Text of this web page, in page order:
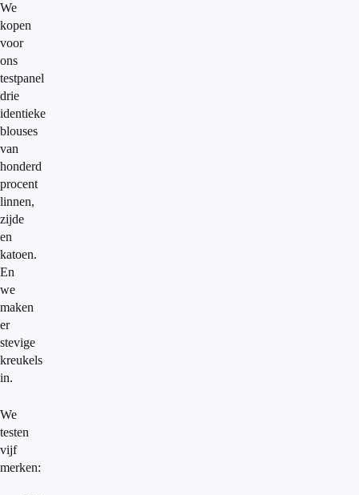
We
kopen
voor
ons
testpanel
drie
identieke
blouses
van
honderd
procent
linnen,
zijde
en
katoen.
En
we
maken
er
stevige
kreukels
in.
We
testen
vijf
merken: